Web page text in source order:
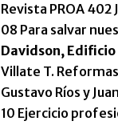
Revista PROA 402
08 Para salvar
Davidson,
Villate T.
Gustavo Ríos y
10 Ejercicio